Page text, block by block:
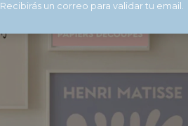
Recibirás un correo para validar tu email.